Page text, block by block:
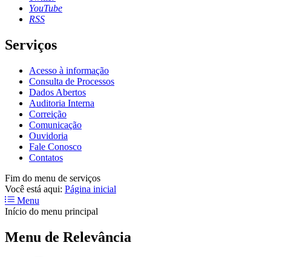
YouTube
RSS
Serviços
Acesso à informação
Consulta de Processos
Dados Abertos
Auditoria Interna
Correição
Comunicação
Ouvidoria
Fale Conosco
Contatos
Fim do menu de serviços
Você está aqui: Página inicial
Menu
Início do menu principal
Menu de Relevância